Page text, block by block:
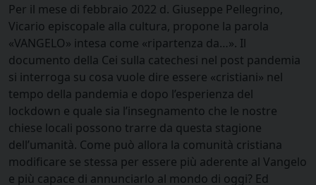
Per il mese di febbraio 2022 d. Giuseppe Pellegrino,
Vicario episcopale alla cultura, propone la parola
«VANGELO» intesa come «ripartenza da…». Il
documento della Cei sulla catechesi nel post pandemia
si interroga su cosa vuole dire essere «cristiani» nel
tempo della pandemia e dopo l’esperienza del
lockdown e quale sia l’insegnamento che le nostre
chiese locali possono trarre da questa stagione
dell’umanità. Come può allora la comunità cristiana
modificare se stessa per essere più aderente al Vangelo
e più capace di annunciarlo al mondo di oggi? Ed